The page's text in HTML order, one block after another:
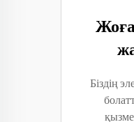
Біздің